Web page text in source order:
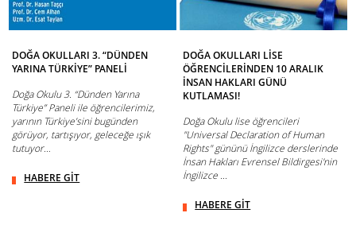
DOĞA OKULLARI 3. “DÜNDEN
YARINA TÜRKİYE” PANELİ
Doğa Okulu 3. “Dünden Yarına
Türkiye” Paneli ile öğrencilerimiz,
yarının Türkiye’sini bugünden
görüyor, tartışıyor, geleceğe ışık
tutuyor…
HABERE GİT
DOĞA OKULLARI LİSE
ÖĞRENCİLERİNDEN 10 ARALIK
İNSAN HAKLARI GÜNÜ
KUTLAMASI!
Doğa Okulu lise öğrencileri
"Universal Declaration of Human
Rights" gününü İngilizce derslerinde
İnsan Hakları Evrensel Bildirgesi'nin
İngilizce ...
HABERE GİT